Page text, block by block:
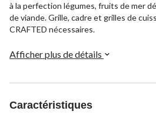
à la perfection légumes, fruits de mer
de viande. Grille, cadre et grilles de
CRAFTED nécessaires. ​
Afficher plus de détails
Caractéristiques